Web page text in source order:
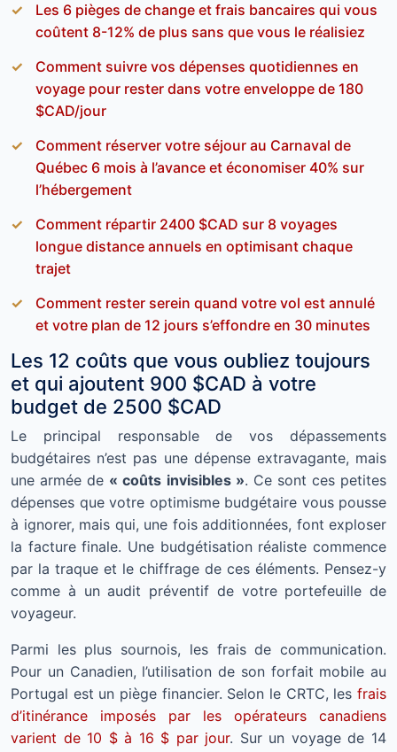
Les 6 pièges de change et frais bancaires qui vous
coûtent 8-12% de plus sans que vous le réalisiez
Comment suivre vos dépenses quotidiennes en
voyage pour rester dans votre enveloppe de 180
$CAD/jour
Comment réserver votre séjour au Carnaval de
Québec 6 mois à l’avance et économiser 40% sur
l’hébergement
Comment répartir 2400 $CAD sur 8 voyages
longue distance annuels en optimisant chaque
trajet
Comment rester serein quand votre vol est annulé
et votre plan de 12 jours s’effondre en 30 minutes
Les 12 coûts que vous oubliez toujours
et qui ajoutent 900 $CAD à votre
budget de 2500 $CAD
Le principal responsable de vos dépassements
budgétaires n’est pas une dépense extravagante, mais
une armée de « coûts invisibles ». Ce sont ces petites
dépenses que votre optimisme budgétaire vous pousse
à ignorer, mais qui, une fois additionnées, font exploser
la facture finale. Une budgétisation réaliste commence
par la traque et le chiffrage de ces éléments. Pensez-y
comme à un audit préventif de votre portefeuille de
voyageur.
Parmi les plus sournois, les frais de communication.
Pour un Canadien, l’utilisation de son forfait mobile au
Portugal est un piège financier. Selon le CRTC, les frais
d’itinérance imposés par les opérateurs canadiens
varient de 10 $ à 16 $ par jour. Sur un voyage de 14